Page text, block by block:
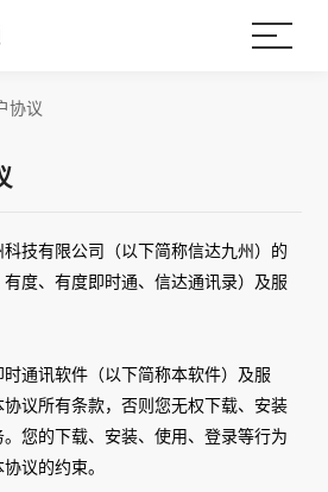
协议
技有限公司（以下简称信达九州）的
有度、有度即时通、信达通讯录）及服
通讯软件（以下简称本软件）及服
议所有条款，否则您无权下载、安装
您的下载、安装、使用、登录等行为
议的约束。